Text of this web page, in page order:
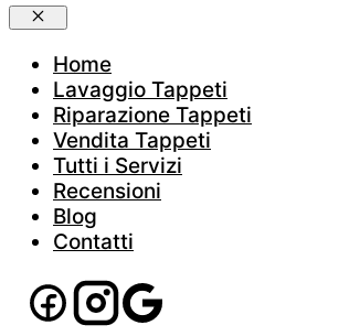
Chiudi
Home
Lavaggio Tappeti
Riparazione Tappeti
Vendita Tappeti
Tutti i Servizi
Recensioni
Blog
Contatti